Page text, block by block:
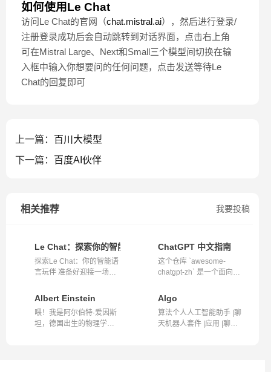
如何使用Le Chat
访问Le Chat的官网（chat.mistral.ai），然后进行登录/
注册登录成功后会自动跳转到对话界面，点击右上角
可在Mistral Large、Next和Small三个模型间切换在输
入框中输入你想要问的任何问题，点击发送等待Le
Chat的回复即可
上一篇： 百川大模型
下一篇： 百度AI伙伴
我要投稿
相关推荐
Le Chat：探索你的智能语言玩伴 | Mistral AI
探索Le Chat：你的智能语
言玩伴 准备好迎接一场语
ChatGPT 中文指南
这个仓库 `awesome-
chatgpt-zh` 是一个面向中
Albert Einstein
喂！我是阿尔伯特·爱因斯
坦，德国出生的物理学
Algo
算法个人人工智能助手 |聊
天机器人套件 |应用 |聊天